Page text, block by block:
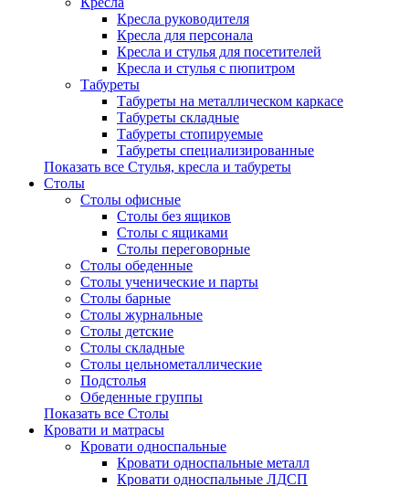
Кресла руководителя
Кресла для персонала
Кресла и стулья для посетителей
Кресла и стулья с пюпитром
Табуреты
Табуреты на металлическом каркасе
Табуреты складные
Табуреты стопируемые
Табуреты специализированные
Показать все Стулья, кресла и табуреты
Столы
Столы офисные
Столы без ящиков
Столы с ящиками
Столы переговорные
Столы обеденные
Столы ученические и парты
Столы барные
Столы журнальные
Столы детские
Столы складные
Столы цельнометаллические
Подстолья
Обеденные группы
Показать все Столы
Кровати и матрасы
Кровати односпальные
Кровати односпальные металл
Кровати односпальные ЛДСП